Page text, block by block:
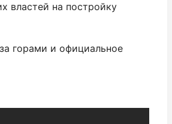
властей на постройку
горами и официальное